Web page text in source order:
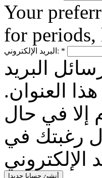
Your
for periods,
البريد الإلكتروني: *
البريد
العنوان.
إلا في حال
رغبتك في